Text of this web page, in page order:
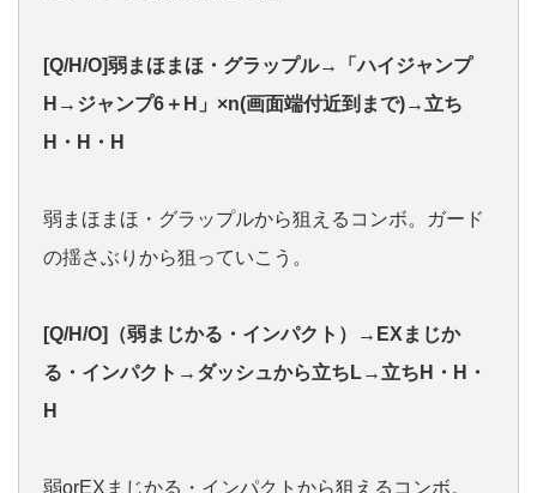
[Q/H/O]弱まほまほ・グラップル→「ハイジャンプ
H→ジャンプ6＋H」×n(画面端付近到まで)→立ち
H・H・H
弱まほまほ・グラップルから狙えるコンボ。ガード
の揺さぶりから狙っていこう。
[Q/H/O]（弱まじかる・インパクト）→EXまじか
る・インパクト→ダッシュから立ちL→立ちH・H・
H
弱orEXまじかる・インパクトから狙えるコンボ。